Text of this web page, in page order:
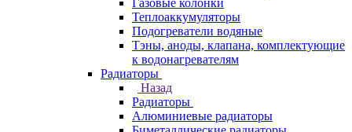
Газовые колонки
Теплоаккумуляторы
Подогреватели водяные
Тэны, аноды, клапана, комплектующие
к водонагревателям
Радиаторы
Назад
Радиаторы
Алюминиевые радиаторы